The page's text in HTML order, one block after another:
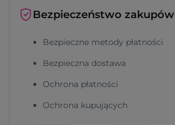
Bezpieczeństwo zakupów
Bezpieczne metody płatności
Bezpieczna dostawa
Ochrona płatności
Ochrona kupujących